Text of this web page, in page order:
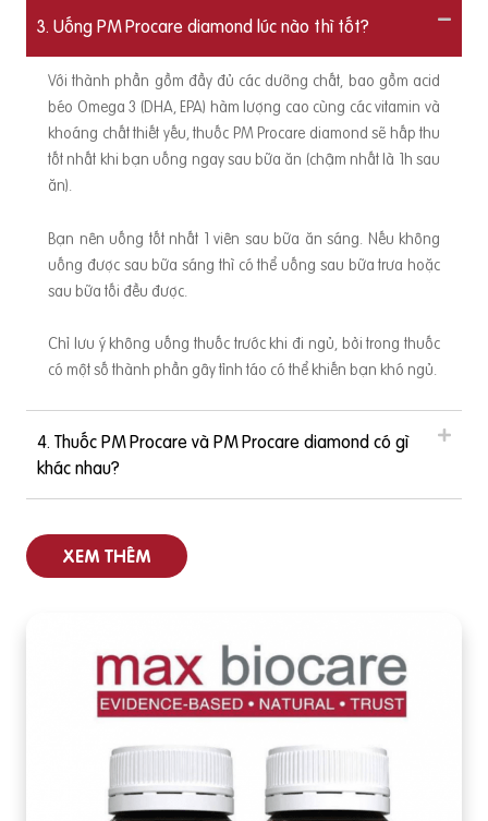
3. Uống PM Procare diamond lúc nào thì tốt?
Với thành phần gồm đầy đủ các dưỡng chất, bao gồm acid
béo Omega 3 (DHA, EPA) hàm lượng cao cùng các vitamin và
khoáng chất thiết yếu, thuốc PM Procare diamond sẽ hấp thu
tốt nhất khi bạn uống ngay sau bữa ăn (chậm nhất là 1h sau
ăn).
Bạn nên uống tốt nhất 1 viên sau bữa ăn sáng. Nếu không
uống được sau bữa sáng thì có thể uống sau bữa trưa hoặc
sau bữa tối đều được.
Chỉ lưu ý không uống thuốc trước khi đi ngủ, bởi trong thuốc
có một số thành phần gây tỉnh táo có thể khiến bạn khó ngủ.
4. Thuốc PM Procare và PM Procare diamond có gì
khác nhau?
XEM THÊM